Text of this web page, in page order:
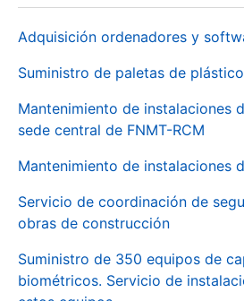
Adquisición ordenadores y
Suministro de paletas de plástico
Mantenimiento de instalaciones
sede central de FNMT-RCM
Mantenimiento de instalaciones
Servicio de coordinación de
obras de construcción
Suministro de 350 equipos de
biométricos. Servicio de